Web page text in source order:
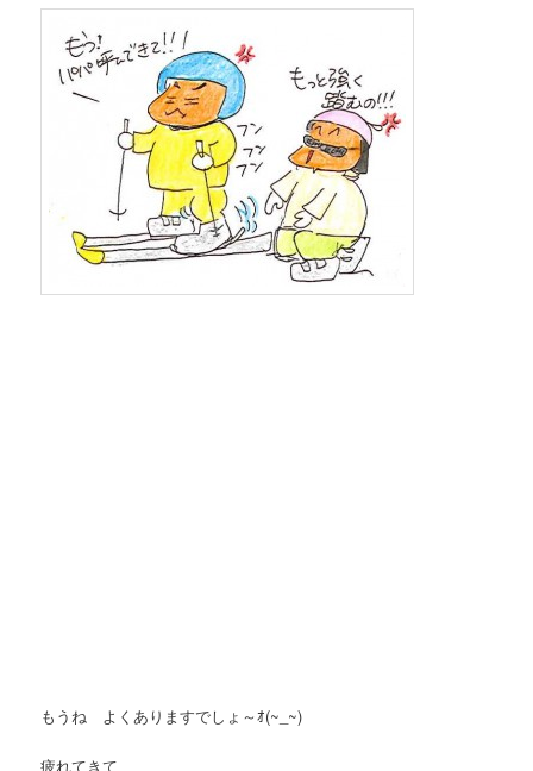
もうね よくありますでしょ～ｵ(~_~)
疲れてきて